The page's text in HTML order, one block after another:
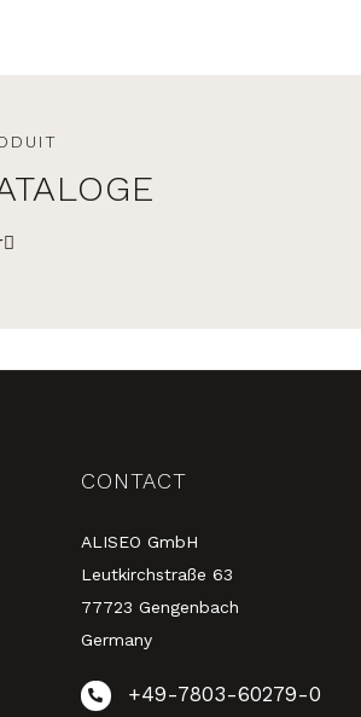
CONTACT
ALISEO GmbH
Leutkirchstraße 63
77723 Gengenbach
Germany
+49-7803-60279-0